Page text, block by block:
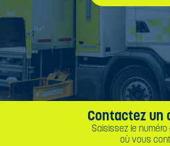
Contactez un
Saisissez le
où vous